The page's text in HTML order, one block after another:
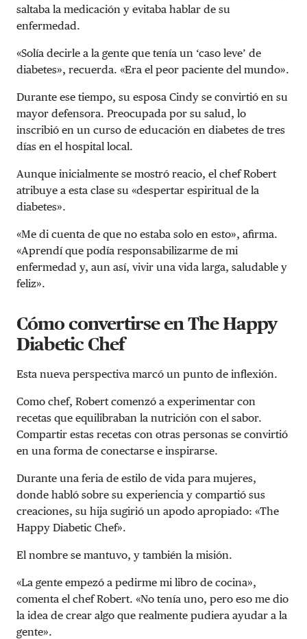
saltaba la medicación y evitaba hablar de su
enfermedad.
«Solía decirle a la gente que tenía un ‘caso leve’ de
diabetes», recuerda. «Era el peor paciente del mundo».
Durante ese tiempo, su esposa Cindy se convirtió en su
mayor defensora. Preocupada por su salud, lo
inscribió en un curso de educación en diabetes de tres
días en el hospital local.
Aunque inicialmente se mostró reacio, el chef Robert
atribuye a esta clase su «despertar espiritual de la
diabetes».
«Me di cuenta de que no estaba solo en esto», afirma.
«Aprendí que podía responsabilizarme de mi
enfermedad y, aun así, vivir una vida larga, saludable y
feliz».
Cómo convertirse en The Happy
Diabetic Chef
Esta nueva perspectiva marcó un punto de inflexión.
Como chef, Robert comenzó a experimentar con
recetas que equilibraban la nutrición con el sabor.
Compartir estas recetas con otras personas se convirtió
en una forma de conectarse e inspirarse.
Durante una feria de estilo de vida para mujeres,
donde habló sobre su experiencia y compartió sus
creaciones, su hija sugirió un apodo apropiado: «The
Happy Diabetic Chef».
El nombre se mantuvo, y también la misión.
«La gente empezó a pedirme mi libro de cocina»,
comenta el chef Robert. «No tenía uno, pero eso me dio
la idea de crear algo que realmente pudiera ayudar a la
gente».